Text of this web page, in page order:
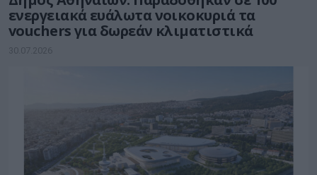
ενεργειακά ευάλωτα νοικοκυριά τα
vouchers για δωρεάν κλιματιστικά
30.07.2026